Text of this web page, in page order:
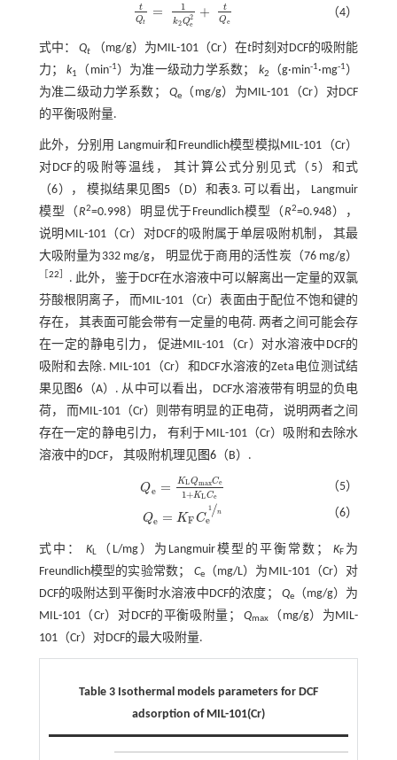
t
Qt
= 1
k2Q2
e
+
t
Qe
tQt = 1 2Qe2 + t e （4）
式中： Qt（mg/g）为MIL-101（Cr）在t时刻对DCF的吸附能
力；k1 （min-1）为准一级动力学系数； k2 （g·min-1·mg-1）
为准二级动力学系数； Qe
（mg/g）为MIL-101（Cr）对DCF
的平衡吸附量.
此外，分别用 Langmuir和Freundlich模型模拟MIL-101（Cr）
对DCF的吸附等温线， 其计算公式分别见式（5） 和式
（6）
， 模拟结果见 图5 （D）和表3. 可以看出， Langmuir
模型（R2=0.998）明显优于Freundlich模型（R2=0.948），
说明MIL-101（Cr）对DCF的吸附属于单层吸附机制， 其最
大吸附量为332 mg/g， 明显优于商用的活性炭（76 mg/g）
22
. 此外， 鉴于DCF在水溶液中可以解离出一定量的双氯
芬酸根阴离子， 而MIL-101（Cr）表面由于配位不饱和键的
存在， 其表面可能会带有一定量的电荷. 两者之间可能会存
在一定的静电引力， 促进MIL-101（Cr）对水溶液中DCF的
吸附和去除. MIL-101（Cr）和DCF水溶液的Zeta电位测试结
果见图6 （A）. 从中可以看出， DCF水溶液带有明显的负电
荷， 而MIL-101（Cr）则带有明显的正电荷， 说明两者之间
存在一定的静电引力， 有利于MIL-101（Cr）吸附和去除水
溶液中的DCF， 其吸附机理见图6（B）.
Qe = KLQmaxCe
1+KLCe
Qe= KL QmaxCe1+ （5）
Qe = KFC
1 n
/
e
Qe= KF Ce1n
（6）
式中： KL （L/mg）为Langmuir模型的平衡常数；KF 为
Freundlich模型的实验常数； Ce（mg/L）为MIL-101（Cr）对
DCF的吸附达到平衡时水溶液中DCF的浓度； Qe（mg/g）为
MIL-101（Cr）对DCF的平衡吸附量；Qmax
（mg/g）为MIL-
101（Cr）对DCF的最大吸附量.
Table 3 Isothermal models parameters for DCF
adsorption of MIL-101(Cr)